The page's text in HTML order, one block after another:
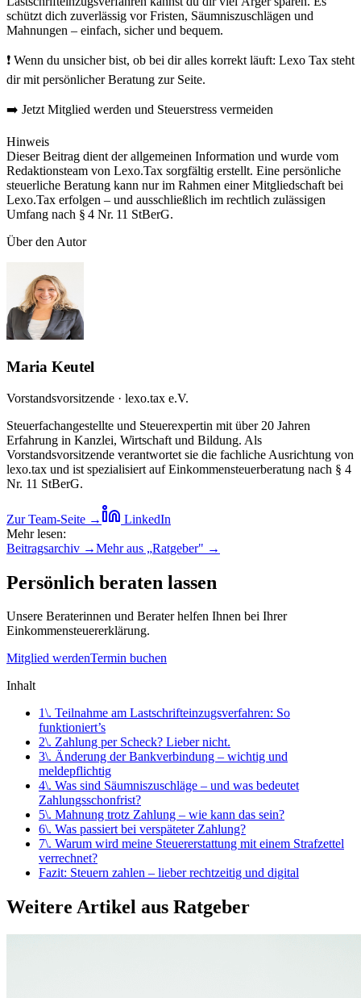
schützt dich zuverlässig vor Fristen, Säumniszuschlägen und
Mahnungen – einfach, sicher und bequem.
❗ Wenn du unsicher bist, ob bei dir alles korrekt läuft: Lexo Tax steht
dir mit persönlicher Beratung zur Seite.
➡️ Jetzt Mitglied werden und Steuerstress vermeiden
Hinweis
Dieser Beitrag dient der allgemeinen Information und wurde vom
Redaktionsteam von Lexo.Tax sorgfältig erstellt. Eine persönliche
steuerliche Beratung kann nur im Rahmen einer Mitgliedschaft bei
Lexo.Tax erfolgen – und ausschließlich im rechtlich zulässigen
Umfang nach § 4 Nr. 11 StBerG.
Über den Autor
Maria Keutel
Vorstandsvorsitzende · lexo.tax e.V.
Steuerfachangestellte und Steuerexpertin mit über 20 Jahren
Erfahrung in Kanzlei, Wirtschaft und Bildung. Als
Vorstandsvorsitzende verantwortet sie die fachliche Ausrichtung von
lexo.tax und ist spezialisiert auf Einkommensteuerberatung nach § 4
Nr. 11 StBerG.
Zur Team-Seite →
LinkedIn
Mehr lesen:
Beitragsarchiv →Mehr aus „Ratgeber" →
Persönlich beraten lassen
Unsere Beraterinnen und Berater helfen Ihnen bei Ihrer
Einkommensteuererklärung.
Mitglied werdenTermin buchen
Inhalt
1\. Teilnahme am Lastschrifteinzugsverfahren: So
funktioniert’s
2\. Zahlung per Scheck? Lieber nicht.
3\. Änderung der Bankverbindung – wichtig und
meldepflichtig
4\. Was sind Säumniszuschläge – und was bedeutet
Zahlungsschonfrist?
5\. Mahnung trotz Zahlung – wie kann das sein?
6\. Was passiert bei verspäteter Zahlung?
7\. Warum wird meine Steuererstattung mit einem Strafzettel
verrechnet?
Fazit: Steuern zahlen – lieber rechtzeitig und digital
Weitere Artikel aus Ratgeber